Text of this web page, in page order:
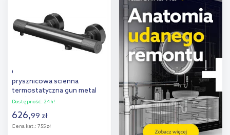
porównania porównania
Cersanit Zen bateria
prysznicowa ścienna
termostatyczna gun metal
S951-583
Dostępność: 24h!
626,99 zł
Cena kat.: 755 zł